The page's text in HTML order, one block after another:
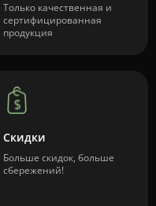
Только качественная и
сертифицированная
продукция
Скидки
Больше скидок, больше
сбережений!